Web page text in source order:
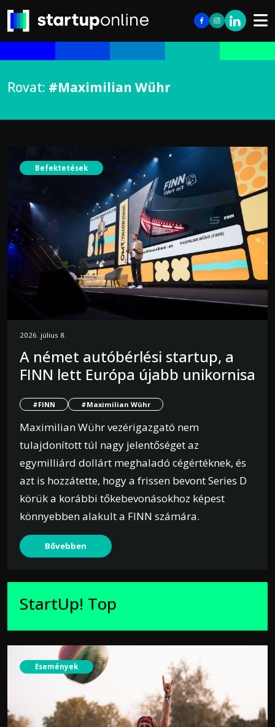
Rovat: #Maximilian Wühr
Befektetések
2026. július 8.
A német autóbérlési startup, a
FINN lett Európa újabb unikornisa
#FINN #Maximilian Wühr
Maximilian Wühr vezérigazgató nem
tulajdonított túl nagy jelentőséget az
egymilliárd dollárt meghaladó cégértéknek, és
azt is hozzátette, hogy a frissen bevont Series D
körük a korábbi tőkebevonásokhoz képest
könnyebben alakult a FINN számára.
Bővebben
StartUp! Top
Események